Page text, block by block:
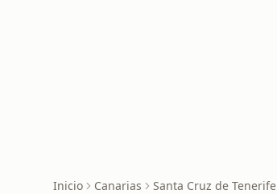
Inicio Canarias Santa Cruz de Tenerife